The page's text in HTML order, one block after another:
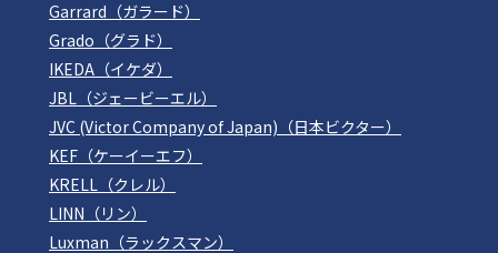
Garrard（ガラード）
Grado（グラド）
IKEDA（イケダ）
JBL（ジェービーエル）
JVC (Victor Company of Japan)（日本ビクター）
KEF（ケーイーエフ）
KRELL（クレル）
LINN（リン）
Luxman（ラックスマン）